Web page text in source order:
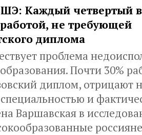
Каждый четвертый
не требующей
диплома
проблема
Почти 30%
диплом, отрицают
и
Варшавская в